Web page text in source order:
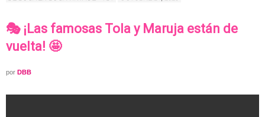
🎭 ¡Las famosas Tola y Maruja están de
vuelta! 🤩
por DBB